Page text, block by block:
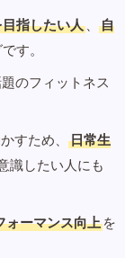
指したい人 、
自
す。
のフィットネス
すため、
日常生
識したい人にも
ォーマンス向上 を